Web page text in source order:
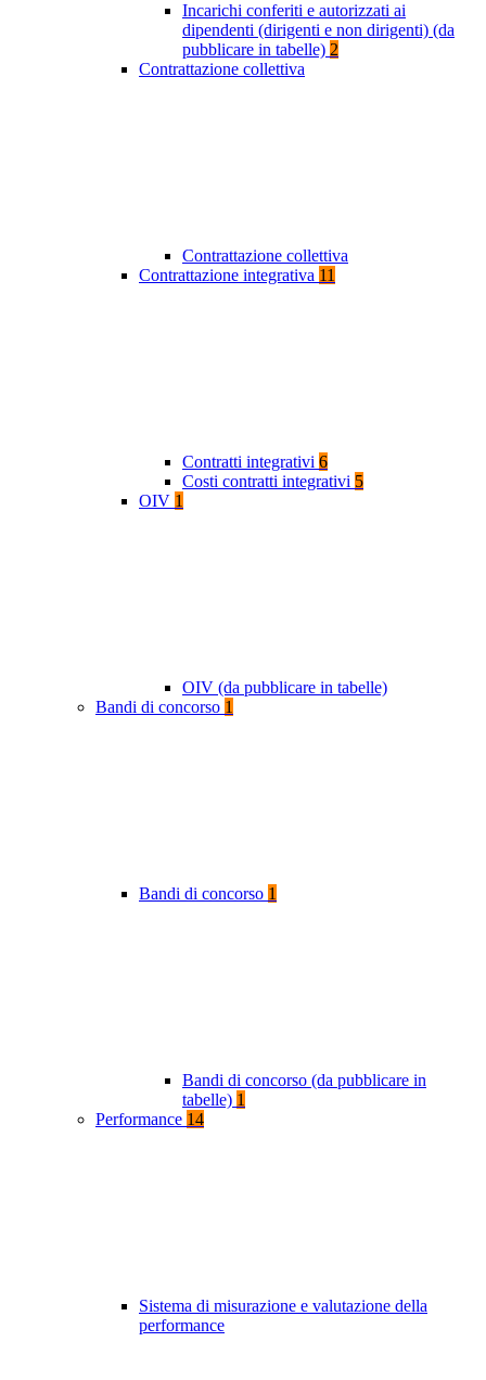
Incarichi conferiti e autorizzati ai
dipendenti (dirigenti e non dirigenti) (da
pubblicare in tabelle) 2
Contrattazione collettiva
Contrattazione collettiva
Contrattazione integrativa 11
Contratti integrativi 6
Costi contratti integrativi 5
OIV 1
OIV (da pubblicare in tabelle)
Bandi di concorso 1
Bandi di concorso 1
Bandi di concorso (da pubblicare in
tabelle) 1
Performance 14
Sistema di misurazione e valutazione della
performance